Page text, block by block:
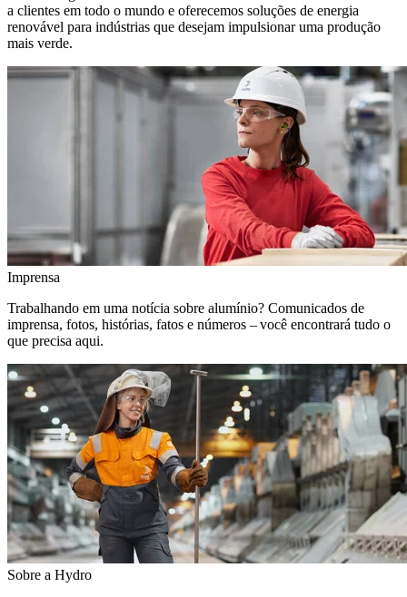
a clientes em todo o mundo e oferecemos soluções de energia
renovável para indústrias que desejam impulsionar uma produção
mais verde.
Imprensa
Trabalhando em uma notícia sobre alumínio? Comunicados de
imprensa, fotos, histórias, fatos e números – você encontrará tudo o
que precisa aqui.
Sobre a Hydro